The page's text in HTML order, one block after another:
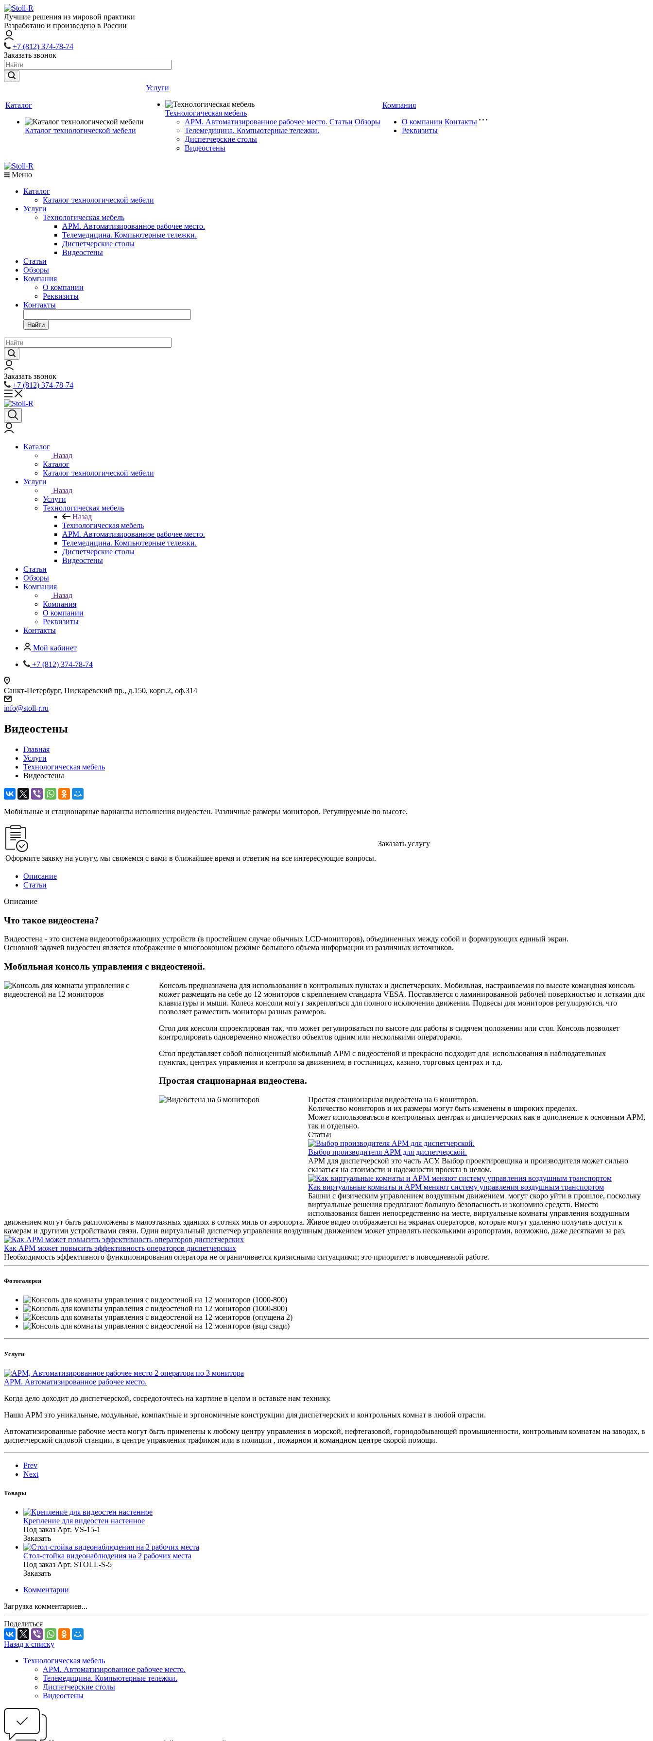
Лучшие решения из мировой практики
Разработано и произведено в России
+7 (812) 374-78-74
Заказать звонок
Каталог
Каталог технологической мебели
Услуги
Технологическая мебель
АРМ. Автоматизированное рабочее место.
Телемедицина. Компьютерные тележки.
Диспетчерские столы
Видеостены
Статьи Обзоры
Компания
О компании
Реквизиты
Контакты
Меню
Каталог
Каталог технологической мебели
Услуги
Технологическая мебель
АРМ. Автоматизированное рабочее место.
Телемедицина. Компьютерные тележки.
Диспетчерские столы
Видеостены
Статьи
Обзоры
Компания
О компании
Реквизиты
Контакты
Найти
Заказать звонок
+7 (812) 374-78-74
Каталог
Назад
Каталог
Каталог технологической мебели
Услуги
Назад
Услуги
Технологическая мебель
Назад
Технологическая мебель
АРМ. Автоматизированное рабочее место.
Телемедицина. Компьютерные тележки.
Диспетчерские столы
Видеостены
Статьи
Обзоры
Компания
Назад
Компания
О компании
Реквизиты
Контакты
Мой кабинет
+7 (812) 374-78-74
Санкт-Петербург, Пискаревский пр., д.150, корп.2, оф.314
info@stoll-r.ru
Видеостены
Главная
Услуги
Технологическая мебель
Видеостены
Мобильные и стационарные варианты исполнения видеостен. Различные размеры мониторов. Регулируемые по высоте.
Оформите заявку на услугу, мы свяжемся с вами в ближайшее время и ответим на все интересующие вопросы.
Заказать услугу
Описание
Статьи
Описание
Что такое видеостена?
Видеостена - это система видеоотображающих устройств (в простейшем случае обычных LCD-мониторов), объединенных между собой и формирующих единый экран.
Основной задачей видеостен является отображение в многооконном режиме большого объема информации из различных источников.
Мобильная консоль управления с видеостеной.
Консоль предназначена для использования в контрольных пунктах и диспетчерских. Мобильная, настраиваемая по высоте командная консоль
может размещать на себе до 12 мониторов с креплением стандарта VESA. Поставляется с ламинированной рабочей поверхностью и лотками для
клавиатуры и мыши. Колеса консоли могут закрепляться для полного исключения движения. Подвесы для мониторов регулируются, что
позволяет разместить мониторы разных размеров.
Стол для консоли спроектирован так, что может регулироваться по высоте для работы в сидячем положении или стоя. Консоль позволяет
контролировать одновременно множество объектов одним или несколькими операторами.
Стол представляет собой полноценный мобильный АРМ с видеостеной и прекрасно подходит для использования в наблюдательных
пунктах, центрах управления и контроля за движением, в гостиницах, казино, торговых центрах и т.д.
Простая стационарная видеостена.
Простая стационарная видеостена на 6 мониторов.
Количество мониторов и их размеры могут быть изменены в широких пределах.
Может использоваться в контрольных центрах и диспетчерских как в дополнение к основным АРМ,
так и отдельно.
Статьи
Выбор производителя АРМ для диспетчерской.
АРМ для диспетчерской это часть АСУ. Выбор проектировщика и производителя может сильно
сказаться на стоимости и надежности проекта в целом.
Как виртуальные комнаты и АРМ меняют систему управления воздушным транспортом
Башни с физическим управлением воздушным движением могут скоро уйти в прошлое, поскольку
виртуальные решения предлагают большую безопасность и экономию средств. Вместо
использования башен непосредственно на месте, виртуальные комнаты управления воздушным
движением могут быть расположены в малоэтажных зданиях в сотнях миль от аэропорта. Живое видео отображается на экранах операторов, которые могут удаленно получать доступ к
камерам и другими устройствами связи. Один виртуальный диспетчер управления воздушным движением может управлять несколькими аэропортами, возможно, даже десятками за раз.
Как АРМ может повысить эффективность операторов диспетчерских
Необходимость эффективного функционирования оператора не ограничивается кризисными ситуациями; это приоритет в повседневной работе.
Фотогалерея
Услуги
АРМ. Автоматизированное рабочее место.
Когда дело доходит до диспетчерской, сосредоточтесь на картине в целом и оставьте нам технику.
Наши АРМ это уникальные, модульные, компактные и эргономичные конструкции для диспетчерских и контрольных комнат в любой отрасли.
Автоматизированные рабочие места могут быть применены к любому центру управления в морской, нефтегазовой, горнодобывающей промышленности, контрольным комнатам на заводах, в
диспетчерской силовой станции, в центре управления трафиком или в полиции , пожарном и командном центре скорой помощи.
Prev
Next
Товары
Крепление для видеостен настенное
Под заказ Арт. VS-15-1
Заказать
Стол-стойка видеонаблюдения на 2 рабочих места
Под заказ Арт. STOLL-S-5
Заказать
Комментарии
Загрузка комментариев...
Поделиться
Назад к списку
Технологическая мебель
АРМ. Автоматизированное рабочее место.
Телемедицина. Компьютерные тележки.
Диспетчерские столы
Видеостены